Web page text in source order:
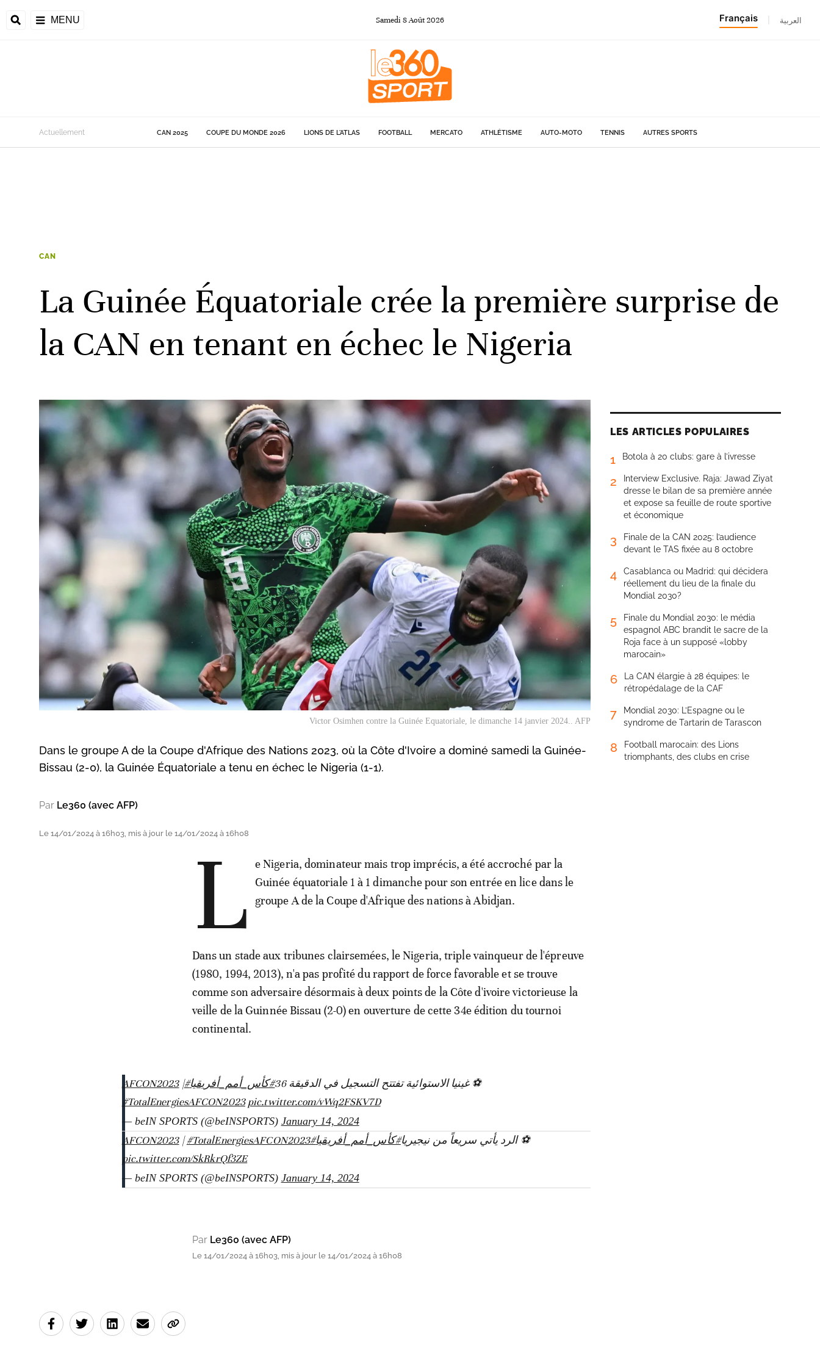
MENU Samedi 8Août2026 Français العربية
de la CAF
Actuellement CAN 2025 COUPE DU MONDE 2026 LIONS DE L'ATLAS FOOTBALL MERCATO ATHLÉTISME AUTO-MOTO TENNIS AUTRES SPORTS
CAN
La Guinée Équatoriale crée la première surprise de
la CAN en tenant en échec le Nigeria
Victor Osimhen contre la Guinée Equatoriale, le dimanche 14 janvier 2024.. AFP
Dans le groupe A de la Coupe d'Afrique des Nations 2023, où la Côte d'Ivoire a dominé samedi la Guinée-
Bissau (2-0), la Guinée Équatoriale a tenu en échec le Nigeria (1-1).
Par Le360 (avec AFP)
Le 14/01/2024 à 16h03, mis à jour le 14/01/2024 à 16h08
L
e Nigeria, dominateur mais trop imprécis, a été accroché par la
Guinée équatoriale 1 à 1 dimanche pour son entrée en lice dans le
groupe A de la Coupe d'Afrique des nations à Abidjan.
Dans un stade aux tribunes clairsemées, le Nigeria, triple vainqueur de l'épreuve
(1980, 1994, 2013), n'a pas profité du rapport de force favorable et se trouve
comme son adversaire désormais à deux points de la Côte d'ivoire victorieuse la
veille de la Guinnée Bissau (2-0) en ouverture de cette 34e édition du tournoi
continental.
⚽️ غينيا الاستوائية تفتتح التسجيل في الدقيقة 36 #كأس_أمم_أفريقيا#AFCON2023
|
#TotalEnergiesAFCON2023 pic.twitter.com/vWq2FSKV7D
— beIN SPORTS (@beINSPORTS) January 14, 2024
⚽️ الرد يأتي سريعاً من نيجيريا#كأس_أمم_أفريقيا#AFCON2023
|#TotalEnergiesAFCON2023
pic.twitter.com/SkRkrQf3ZE
— beIN SPORTS (@beINSPORTS) January 14, 2024
Par Le360 (avec AFP)
Le 14/01/2024 à 16h03, mis à jour le 14/01/2024 à 16h08
LES ARTICLES POPULAIRES
1 Botola à 20 clubs: gare à l’ivresse
2
Interview Exclusive. Raja: Jawad Ziyat
dresse le bilan de sa première année
et expose sa feuille de route sportive
et économique
3
Finale de la CAN 2025: l’audience
devant le TAS fixée au 8 octobre
4
Casablanca ou Madrid: qui décidera
réellement du lieu de la finale du
Mondial 2030?
5
Finale du Mondial 2030: le média
espagnol ABC brandit le sacre de la
Roja face à un supposé «lobby
marocain»
6
La CAN élargie à 28 équipes: le
rétropédalage de la CAF
7
Mondial 2030: L’Espagne ou le
syndrome de Tartarin de Tarascon
8
Football marocain: des Lions
triomphants, des clubs en crise